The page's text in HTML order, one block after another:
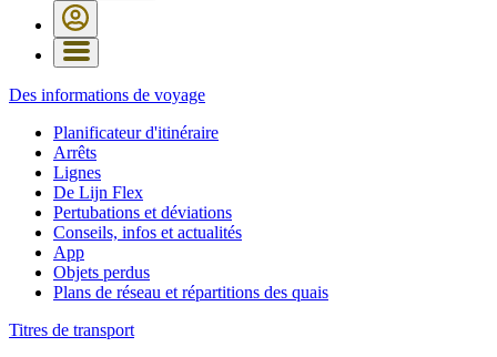
Des informations de voyage
Planificateur d'itinéraire
Arrêts
Lignes
De Lijn Flex
Pertubations et déviations
Conseils, infos et actualités
App
Objets perdus
Plans de réseau et répartitions des quais
Titres de transport